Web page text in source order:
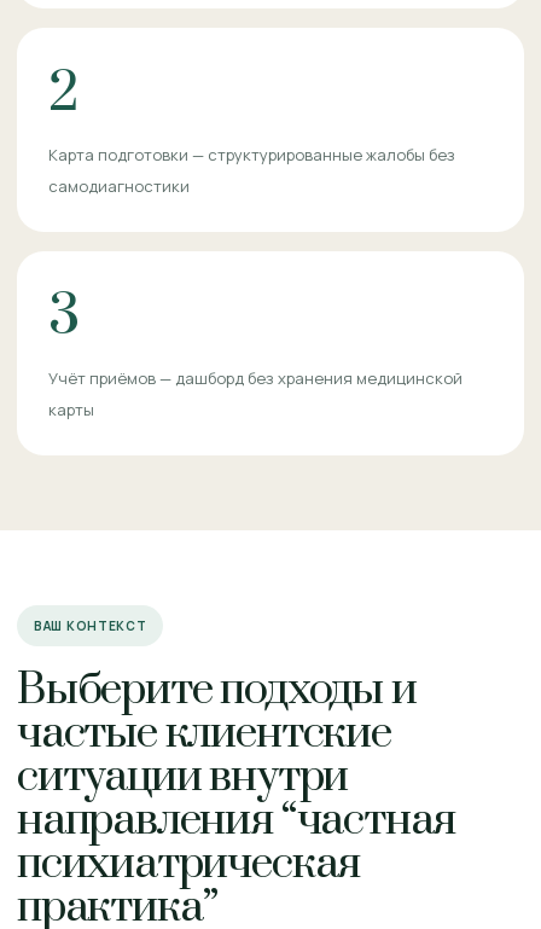
2
Карта подготовки — структурированные жалобы без
самодиагностики
3
Учёт приёмов — дашборд без хранения медицинской
карты
ВАШ КОНТЕКСТ
Выберите подходы и
частые клиентские
ситуации внутри
направления “частная
психиатрическая
практика”